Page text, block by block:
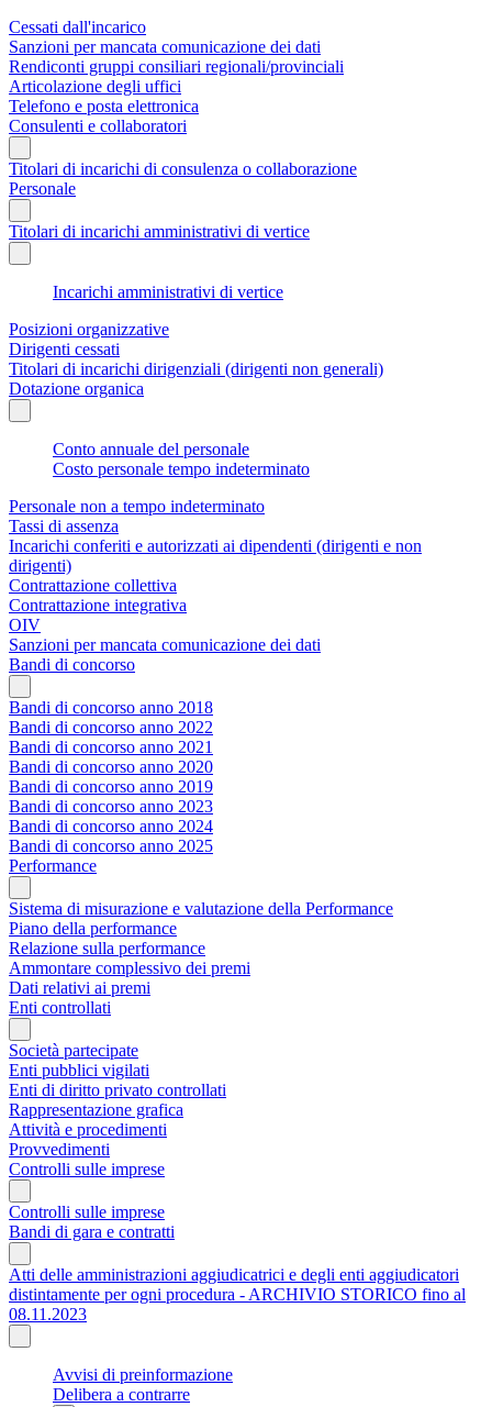
Cessati dall'incarico
Sanzioni per mancata comunicazione dei dati
Rendiconti gruppi consiliari regionali/provinciali
Articolazione degli uffici
Telefono e posta elettronica
Consulenti e collaboratori
Titolari di incarichi di consulenza o collaborazione
Personale
Titolari di incarichi amministrativi di vertice
Incarichi amministrativi di vertice
Posizioni organizzative
Dirigenti cessati
Titolari di incarichi dirigenziali (dirigenti non generali)
Dotazione organica
Conto annuale del personale
Costo personale tempo indeterminato
Personale non a tempo indeterminato
Tassi di assenza
Incarichi conferiti e autorizzati ai dipendenti (dirigenti e non
dirigenti)
Contrattazione collettiva
Contrattazione integrativa
OIV
Sanzioni per mancata comunicazione dei dati
Bandi di concorso
Bandi di concorso anno 2018
Bandi di concorso anno 2022
Bandi di concorso anno 2021
Bandi di concorso anno 2020
Bandi di concorso anno 2019
Bandi di concorso anno 2023
Bandi di concorso anno 2024
Bandi di concorso anno 2025
Performance
Sistema di misurazione e valutazione della Performance
Piano della performance
Relazione sulla performance
Ammontare complessivo dei premi
Dati relativi ai premi
Enti controllati
Società partecipate
Enti pubblici vigilati
Enti di diritto privato controllati
Rappresentazione grafica
Attività e procedimenti
Provvedimenti
Controlli sulle imprese
Controlli sulle imprese
Bandi di gara e contratti
Atti delle amministrazioni aggiudicatrici e degli enti aggiudicatori
distintamente per ogni procedura - ARCHIVIO STORICO fino al
08.11.2023
Avvisi di preinformazione
Delibera a contrarre